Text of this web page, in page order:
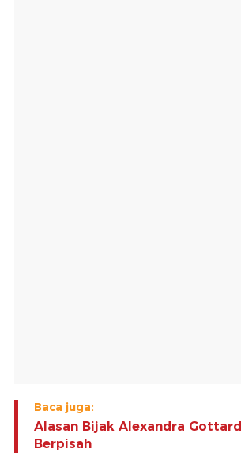
Baca juga:
Alasan Bijak Alexandra
Berpisah